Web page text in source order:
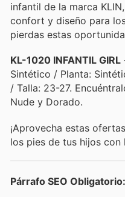
infantil de la marca
confort y diseño para
pierdas estas
KL-1020 INFANTIL GIRL
Sintético / Planta:
/ Talla: 23-27.
Nude y Dorado.
¡Aprovecha estas
los pies de tus hijos con
Párrafo SEO Obligatorio: